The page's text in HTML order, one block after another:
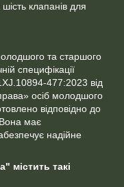
клапанів для
та старшого
специфікації
477:2023 від
осіб молодшого
відповідно до
Вона має
надійне
містить такі